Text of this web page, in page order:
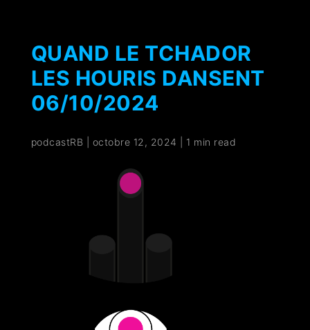
QUAND LE TCHADOR
LES HOURIS DANSENT
06/10/2024
podcastRB octobre 12, 2024 1 min read